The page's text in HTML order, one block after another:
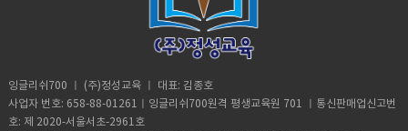
잉글리쉬700 ㅣ (주)정성교육 ㅣ 대표: 김종호
사업자 번호: 658-88-01261ㅣ잉글리쉬700원격 평생교육원 701 ㅣ통신판매업신고번
호: 제 2020-서울서초-2961호